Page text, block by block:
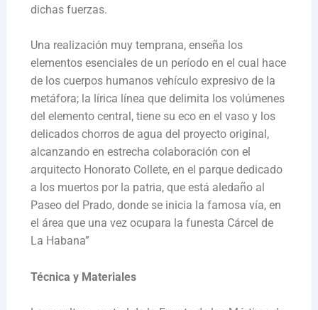
dichas fuerzas.
Una realización muy temprana, enseña los
elementos esenciales de un período en el cual hace
de los cuerpos humanos vehículo expresivo de la
metáfora; la lírica línea que delimita los volúmenes
del elemento central, tiene su eco en el vaso y los
delicados chorros de agua del proyecto original,
alcanzando en estrecha colaboración con el
arquitecto Honorato Collete, en el parque dedicado
a los muertos por la patria, que está aledaño al
Paseo del Prado, donde se inicia la famosa vía, en
el área que una vez ocupara la funesta Cárcel de
La Habana”
Técnica y Materiales